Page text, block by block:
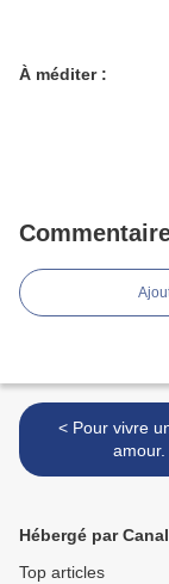
À méditer :
< Pour vivre un grand
amour.
Hébergé par
Top articles